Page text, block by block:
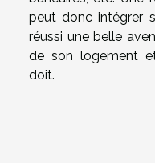
peut donc intégrer
réussi une belle
de son logement
doit.